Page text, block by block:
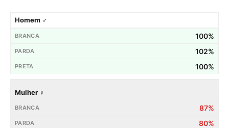
Homem ♂
100%
102%
100%
Mulher ♀
87%
80%